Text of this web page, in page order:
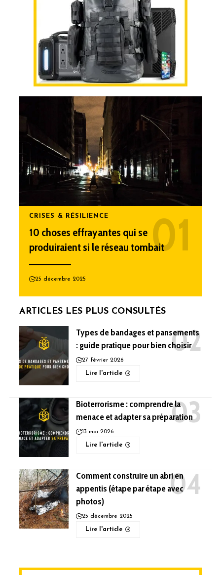
CRISES & RÉSILIENCE
10 choses effrayantes qui se
produiraient si le réseau tombait
25 décembre 2025
ARTICLES LES PLUS CONSULTÉS
Types de bandages et pansements
: guide pratique pour bien choisir
27 février 2026
Lire l'article
Bioterrorisme : comprendre la
menace et adapter sa préparation
13 mai 2026
Lire l'article
Comment construire un abri en
appentis (étape par étape avec
photos)
25 décembre 2025
Lire l'article